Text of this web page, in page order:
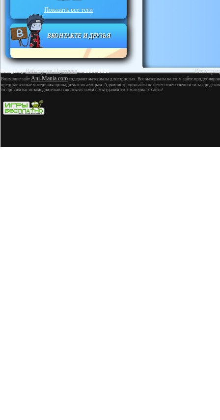
Показать все теги
ВКОНТАКТЕ И ДРУЗЬЯ
Веб студия Паутинка
Внимание сайт Ani-Mania.com содержит материалы для взрослых. Все материалы на этом сайте
представленные материалы принадлежат их авторам. Администрация сайта не несёт ответственности за
то просим вас незамедлительно связаться с нами и мы удалим этот материал с сайта!